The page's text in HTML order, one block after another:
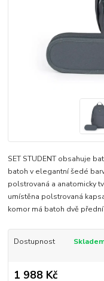
SET STUDENT obsahuje
batoh v elegantní šedé
polstrovaná a anatomicky
umístěna polstrovaná
komor má batoh dvě přední
Dostupnost
1 988 Kč